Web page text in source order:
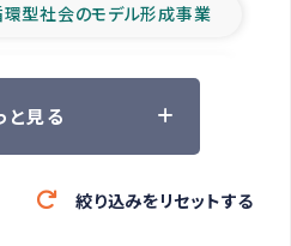
型社会のモデル形成事業
参加者の声
救援の時代
と見る
絞り込みをリセットする